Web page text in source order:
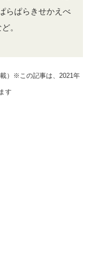
らぱらきせかえべ
。
）※この記事は、2021年
す